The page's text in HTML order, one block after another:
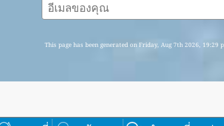
This page has been generated on Friday, Aug 7th 2026, 19:29